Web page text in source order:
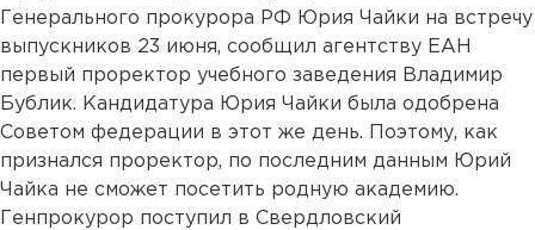
Генерального прокурора РФ Юрия Чайки на встречу
выпускников 23 июня, сообщил агентству ЕАН
первый проректор учебного заведения Владимир
Бублик. Кандидатура Юрия Чайки была одобрена
Советом федерации в этот же день. Поэтому, как
признался проректор, по последним данным Юрий
Чайка не сможет посетить родную академию.
Генпрокурор поступил в Свердловский